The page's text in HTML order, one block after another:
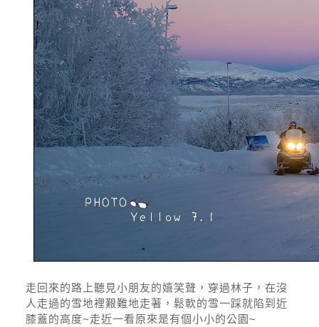
走回來的路上聽見小朋友的嬉笑聲，穿過林子，在沒
人走過的雪地裡艱難地走著，鬆軟的雪一踩就陷到近
膝蓋的高度~走近一看原來是有個小小的公園~